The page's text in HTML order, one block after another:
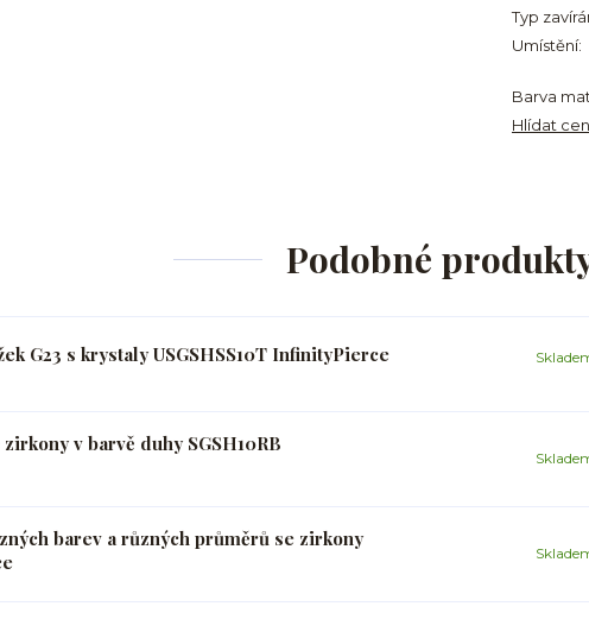
Typ
Umístění:
Barva
Hlídat
Podobné
G23 s krystaly USGSHSS10T InfinityPierce
v barvě duhy SGSH10RB
barev a různých průměrů se zirkony